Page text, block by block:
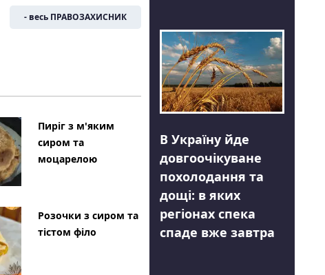
- весь ПРАВОЗАХИСНИК
Пиріг з м'яким
сиром та
моцарелою
Розочки з сиром та
тістом філо
В Україну йде
довгоочікуване
похолодання та
дощі: в яких
регіонах спека
спаде вже завтра